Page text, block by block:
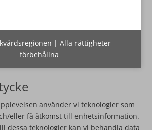
| Alla rättigheter
förbehållna
använder vi teknologier som
eller få åtkomst till enhetsinformation.
dessa teknologier kan vi behandla data